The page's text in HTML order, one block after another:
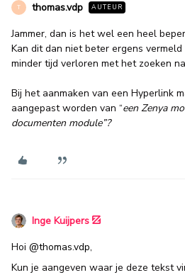
T thomas.vdp AUTEUR
Jammer, dan is het wel een heel
Kan dit dan niet beter ergens
minder tijd verloren met het zoeken
Bij het aanmaken van een Hyperlink
aangepast worden van “een Zenya
documenten module”?
Inge Kuijpers
Hoi @thomas.vdp,
Kun je aangeven waar je deze tekst